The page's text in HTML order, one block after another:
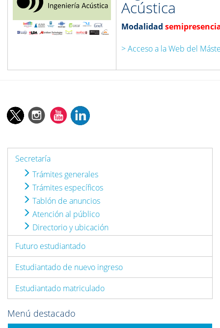
Acústica
Modalidad
> Acceso a la Web del
Secretaría
Trámites generales
Trámites específicos
Tablón de anuncios
Atención al público
Directorio y ubicación
Futuro estudiantado
Estudiantado de nuevo ingreso
Estudiantado matriculado
Menú destacado